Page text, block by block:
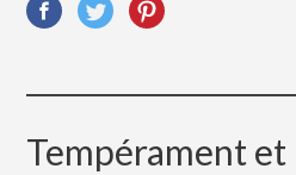
Tempérament